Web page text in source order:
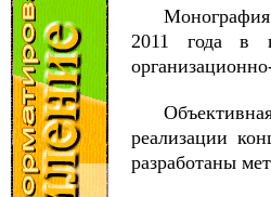
2011 года в
реализации
разработаны